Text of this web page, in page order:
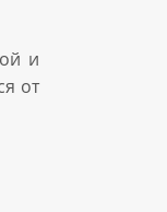
и
от